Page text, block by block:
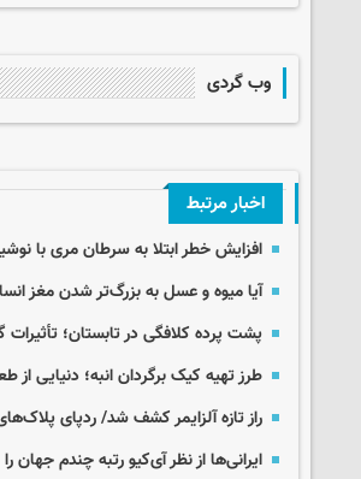
وب گردی
اخبار مرتبط
افزایش خطر ابتلا به سرطان مری با نوشیدن
آیا میوه و عسل به بزرگ‌تر شدن مغز
پشت پرده کلافگی در تابستان؛ تأثیرات
طرز تهیه کیک برگردان انبه؛ دنیایی از
راز تازه آلزایمر کشف شد/ ردپای
ایرانی‌ها از نظر آی‌کیو رتبه چندم جهان را